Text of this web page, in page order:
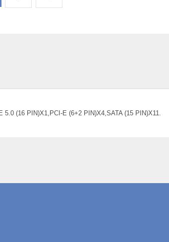
(16 PIN)X1,PCI-E (6+2 PIN)X4,SATA (15 PIN)X11.